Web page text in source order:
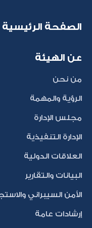
الصفحة الرئيسية
عن الهيئة
من نحن
الرؤية والمهمة
مجلس الإدارة
الإدارة التنفيذية
العلاقات الدولية
البيانات والتقارير
الأمن السيبراني
إرشادات عامة